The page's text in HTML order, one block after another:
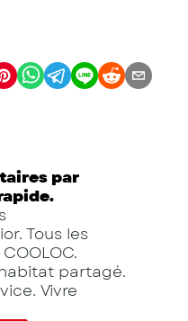
par
Tous les
partagé.
Vivre